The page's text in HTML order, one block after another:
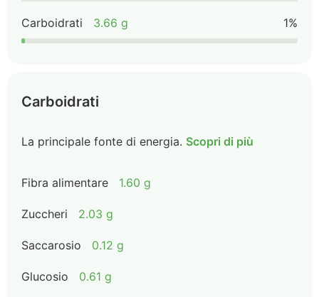
Carboidrati 3.66 g 1%
Carboidrati
La principale fonte di energia. Scopri di più
Fibra alimentare 1.60 g
Zuccheri 2.03 g
Saccarosio 0.12 g
Glucosio 0.61 g